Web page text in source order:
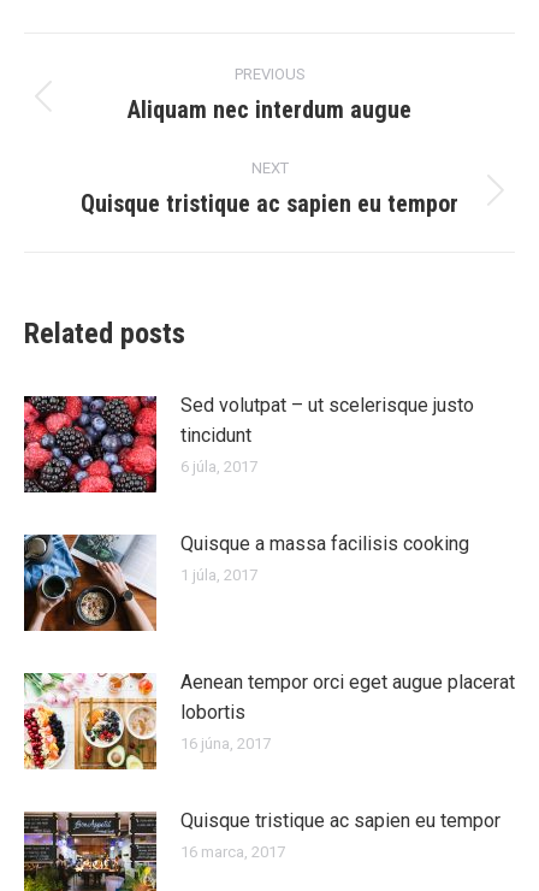
navigation
PREVIOUS
Previous
Aliquam nec interdum augue
NEXT
Next
Quisque tristique ac sapien eu tempor
Related posts
Sed volutpat – ut scelerisque justo
tincidunt
6 júla, 2017
Quisque a massa facilisis cooking
1 júla, 2017
Aenean tempor orci eget augue placerat
lobortis
16 júna, 2017
Quisque tristique ac sapien eu tempor
16 marca, 2017